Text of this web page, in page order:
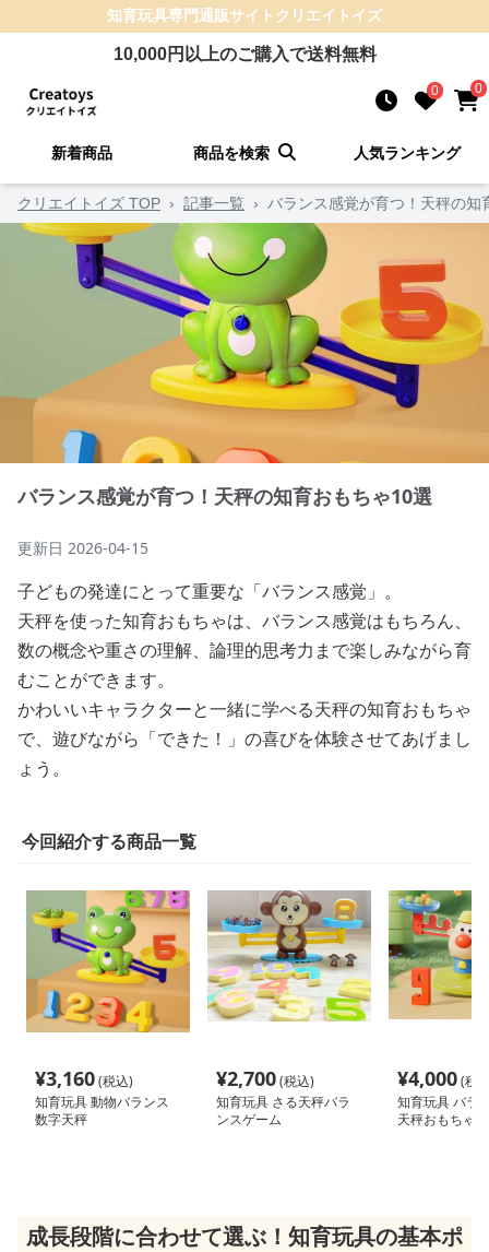
知育玩具専門通販サイト クリエイトイズ
10,000円以上のご購入で送料無料
0 0
新着商品 商品を検索 人気ランキング
クリエイトイズ TOP › 記事一覧 › バランス感覚が育つ！天秤の知
バランス感覚が育つ！天秤の知育おもちゃ10選
更新日 2026-04-15
子どもの発達にとって重要な「バランス感覚」。
天秤を使った知育おもちゃは、バランス感覚はもちろん、
数の概念や重さの理解、論理的思考力まで楽しみながら育
むことができます。
かわいいキャラクターと一緒に学べる天秤の知育おもちゃ
で、遊びながら「できた！」の喜びを体験させてあげまし
ょう。
今回紹介する商品一覧
¥3,160(税込)
知育玩具 動物バランス
数字天秤
¥2,700(税込)
知育玩具 さる天秤バラ
ンスゲーム
¥4,000(税
知育玩具 バラ
天秤おもちゃ
成長段階に合わせて選ぶ！知育玩具の基本ポ